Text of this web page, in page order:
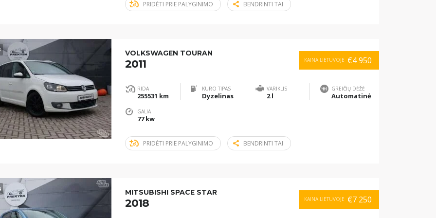
PRIDĖTI PRIE PALYGINIMO BENDRINTI TAI
KAINA LIETUVOJE €4 950
VOLKSWAGEN TOURAN
2011
RIDA
255531 km
KURO TIPAS
Dyzelinas
VARIKLIS
2 l
GREIČIŲ DĖŽĖ
Automatinė
GALIA
77 kw
PRIDĖTI PRIE PALYGINIMO BENDRINTI TAI
KAINA LIETUVOJE €7 250
MITSUBISHI SPACE STAR
2018